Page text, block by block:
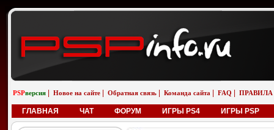
PSPверсия Новое на сайте Обратная связь Команда сайта FAQ ПРАВИЛА
ГЛАВНАЯ ЧАТ ФОРУМ ИГРЫ PS4 ИГРЫ PSP